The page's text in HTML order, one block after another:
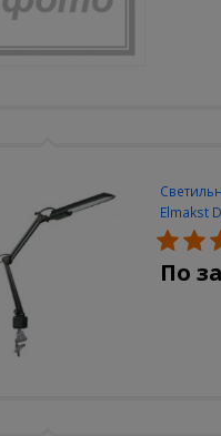
Elmakst
черный
По